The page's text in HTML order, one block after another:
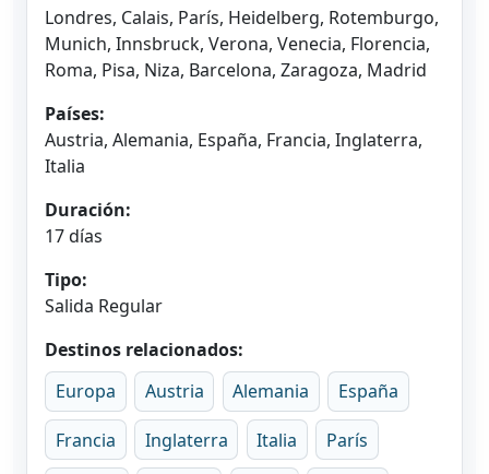
Londres, Calais, París, Heidelberg, Rotemburgo,
Munich, Innsbruck, Verona, Venecia, Florencia,
Roma, Pisa, Niza, Barcelona, Zaragoza, Madrid
Países:
Austria, Alemania, España, Francia, Inglaterra,
Italia
Duración:
17 días
Tipo:
Salida Regular
Destinos relacionados:
Europa
Austria Alemania España
Francia Inglaterra Italia París